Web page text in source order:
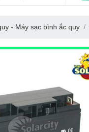
- Máy sạc bình ắc quy